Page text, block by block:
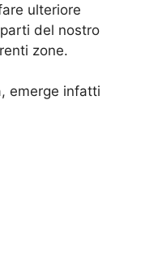
ulteriore
del nostro
zone.
emerge infatti